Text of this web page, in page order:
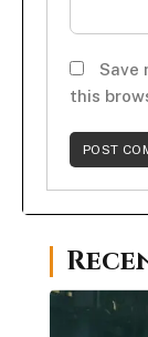
Save
this